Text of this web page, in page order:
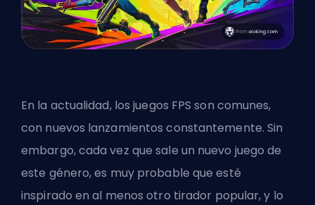
En la actualidad, los juegos FPS son comunes,
con nuevos lanzamientos constantemente. Sin
embargo, cada vez que sale un nuevo juego de
este género, es muy probable que esté
inspirado en al menos otro tirador popular, y lo